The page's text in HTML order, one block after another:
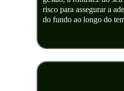
risco para assegurar a
do fundo ao longo do